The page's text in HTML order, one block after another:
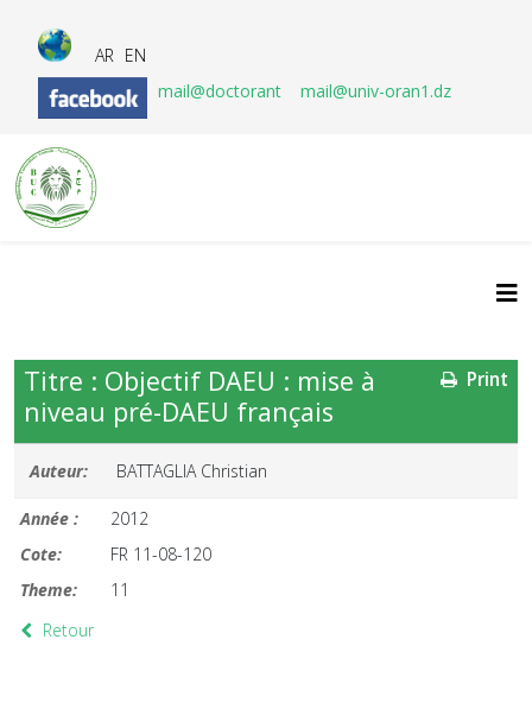
AR EN
mail@doctorant
mail@univ-oran1.dz
Print
Titre : Objectif DAEU : mise à
niveau pré-DAEU français
Auteur: BATTAGLIA Christian
Année :
2012
Cote:
FR 11-08-120
Theme:
11
Retour